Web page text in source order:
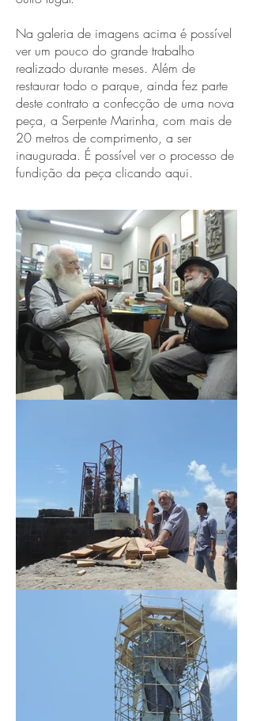
Na galeria de imagens acima é possível
ver um pouco do grande trabalho
realizado durante meses. Além de
restaurar todo o parque, ainda fez parte
deste contrato a confecção de uma nova
peça, a Serpente Marinha, com mais de
20 metros de comprimento, a ser
inaugurada. É possível ver o processo de
fundição da peça clicando aqui.